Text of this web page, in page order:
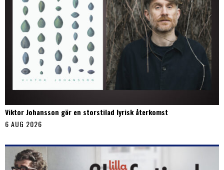
Viktor Johansson gör en storstilad lyrisk återkomst
6 AUG 2026